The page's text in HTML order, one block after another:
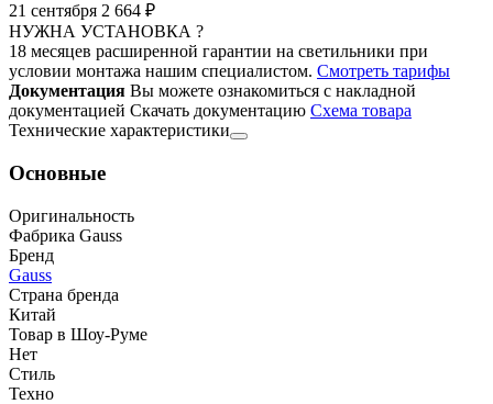
21 сентября 2 664 ₽
НУЖНА УСТАНОВКА ?
18 месяцев расширенной гарантии на светильники при
условии монтажа нашим специалистом. Смотреть тарифы
Документация Вы можете ознакомиться с накладной
документацией Скачать документацию Cхема товара
Технические характеристики
Основные
Оригинальность
Фабрика Gauss
Бренд
Gauss
Страна бренда
Китай
Товар в Шоу-Руме
Нет
Стиль
Техно